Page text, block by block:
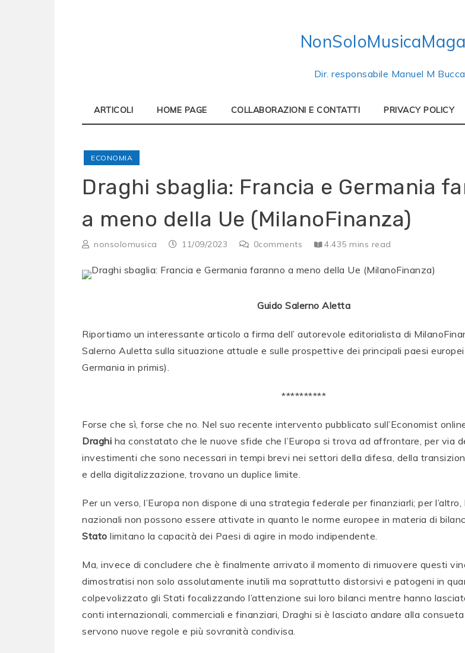
Dir. responsabile Manuel M
ARTICOLI HOME PAGE COLLABORAZIONI E CONTATTI PRIVACY POLICY
ECONOMIA
Draghi sbaglia: Francia e Germania
a meno della Ue (MilanoFinanza)
nonsolomusica 11/09/2023 0comments 4.435 mins read
Guido Salerno Aletta
Riportiamo un interessante articolo a firma dell’ autorevole editorialista di
Salerno Auletta sulla situazione attuale e sulle prospettive dei principali paesi
Germania in primis).
**********
Forse che sì, forse che no. Nel suo recente intervento pubblicato sull’Economist
Draghi ha constatato che le nuove sfide che l’Europa si trova ad affrontare, per via
investimenti che sono necessari in tempi brevi nei settori della difesa, della
e della digitalizzazione, trovano un duplice limite.
Per un verso, l’Europa non dispone di una strategia federale per finanziarli; per l’altro,
nazionali non possono essere attivate in quanto le norme europee in materia di
Stato limitano la capacità dei Paesi di agire in modo indipendente.
Ma, invece di concludere che è finalmente arrivato il momento di rimuovere questi
dimostratisi non solo assolutamente inutili ma soprattutto distorsivi e patogeni in
colpevolizzato gli Stati focalizzando l’attenzione sui loro bilanci mentre hanno
conti internazionali, commerciali e finanziari, Draghi si è lasciato andare alla
servono nuove regole e più sovranità condivisa.